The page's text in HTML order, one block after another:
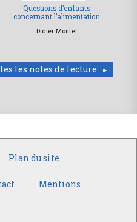
Questions d’enfants
concernant l’alimentation
Didier Montet
les notes de lecture
Plan du site
Mentions